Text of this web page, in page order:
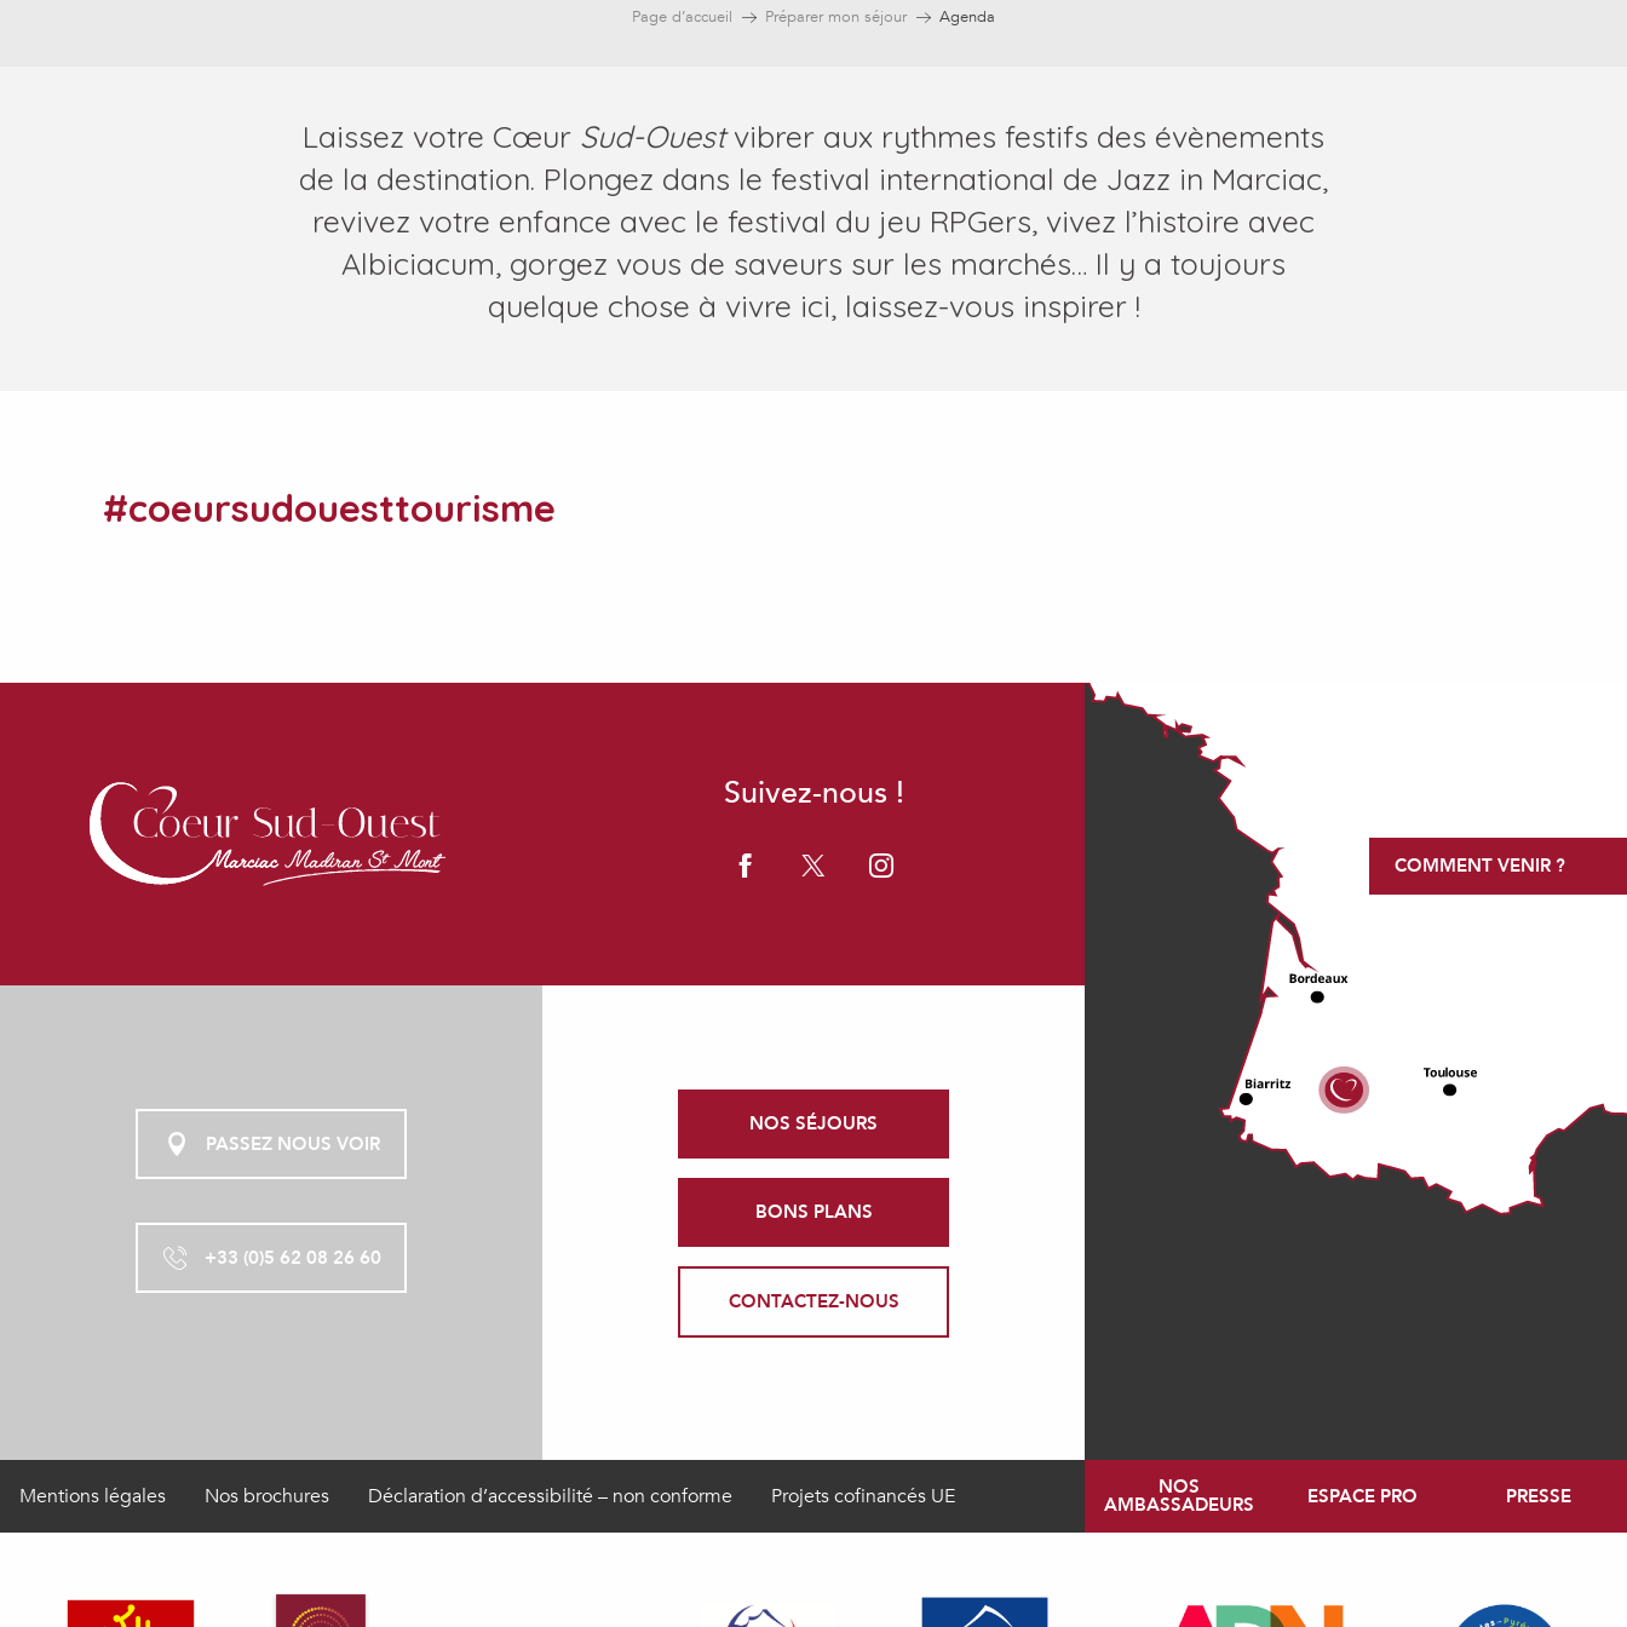
Page d’accueil Préparer mon séjour Agenda
Laissez votre Cœur Sud-Ouestvibrer aux rythmes festifs des évènements
de la destination. Plongez dans le festival international de Jazz in Marciac,
revivez votre enfance avec le festival du jeu RPGers, vivez l’histoire avec
Albiciacum, gorgez vous de saveurs sur les marchés… Il y a toujours
quelque chose à vivre ici, laissez-vous inspirer !
Fête locale
Fête locale
Repas escargolade
#coeursudouesttourisme
Suivez-nous !
PASSEZ NOUS VOIR
+33 (0)5 62 08 26 60
NOS SÉJOURS
BONS PLANS
CONTACTEZ-NOUS
COMMENT VENIR ?
Mentions légales Nos brochures Déclaration d’accessibilité – non conforme Projets cofinancés UE NOS
AMBASSADEURS ESPACE PRO PRESSE